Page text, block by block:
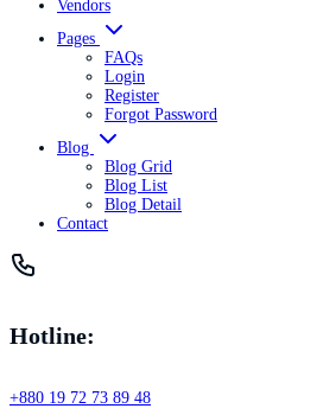
Vendors
Pages
FAQs
Login
Register
Forgot Password
Blog
Blog Grid
Blog List
Blog Detail
Contact
Hotline:
+880 19 72 73 89 48